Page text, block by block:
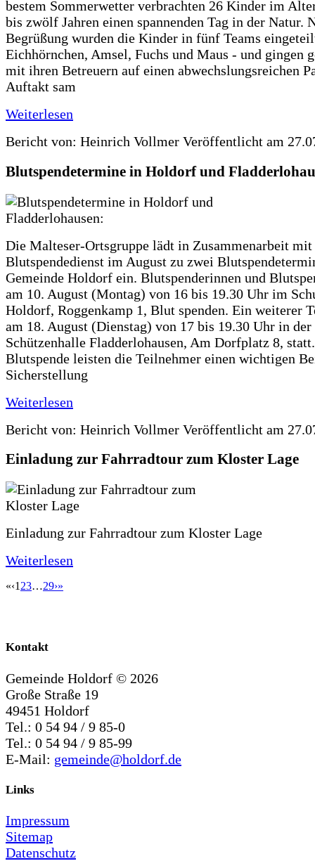
bestem Sommerwetter verbrachten 26 Kinder im
bis zwölf Jahren einen spannenden Tag in der Natur.
Begrüßung wurden die Kinder in fünf Teams
Eichhörnchen, Amsel, Fuchs und Maus - und gingen
mit ihren Betreuern auf einen abwechslungsreichen
Auftakt sam
Weiterlesen
Bericht von: Heinrich Vollmer Veröffentlicht am
Blutspendetermine in Holdorf und
Die Malteser-Ortsgruppe lädt in Zusammenarbeit
Blutspendedienst im August zu zwei
Gemeinde Holdorf ein. Blutspenderinnen und
am 10. August (Montag) von 16 bis 19.30 Uhr im
Holdorf, Roggenkamp 1, Blut spenden. Ein weiterer
am 18. August (Dienstag) von 17 bis 19.30 Uhr in der
Schützenhalle Fladderlohausen, Am Dorfplatz 8,
Blutspende leisten die Teilnehmer einen wichtigen
Sicherstellung
Weiterlesen
Bericht von: Heinrich Vollmer Veröffentlicht am
Einladung zur Fahrradtour zum Kloster Lage
Einladung zur Fahrradtour zum Kloster Lage
Weiterlesen
«‹1 23…29›»
Kontakt
Gemeinde Holdorf © 2026
Große Straße 19
49451 Holdorf
Tel.: 0 54 94 / 9 85-0
Tel.: 0 54 94 / 9 85-99
E-Mail: gemeinde@holdorf.de
Links
Impressum
Sitemap
Datenschutz